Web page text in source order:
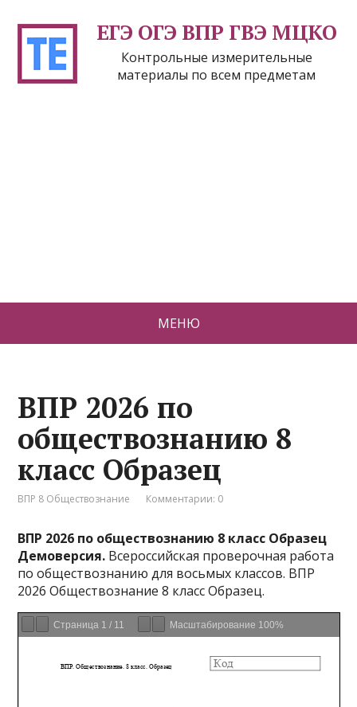
ЕГЭ ОГЭ ВПР ГВЭ МЦКО
Контрольные измерительные
материалы по всем предметам
МЕНЮ
ВПР 2026 по
обществознанию 8
класс Образец
ВПР 8 Обществознание Комментарии: 0
ВПР 2026 по обществознанию 8 класс Образец
Демоверсия. Всероссийская проверочная работа
по обществознанию для восьмых классов. ВПР
2026 Обществознание 8 класс Образец.
Страница 1 / 11 Масштабирование 100%